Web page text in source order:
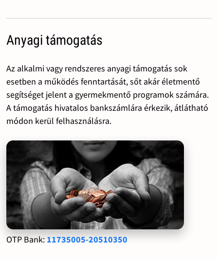
Anyagi támogatás
Az alkalmi vagy rendszeres anyagi támogatás sok
esetben a működés fenntartását, sőt akár életmentő
segítséget jelent a gyermekmentő programok számára.
A támogatás hivatalos bankszámlára érkezik, átlátható
módon kerül felhasználásra.
OTP Bank: 11735005-20510350